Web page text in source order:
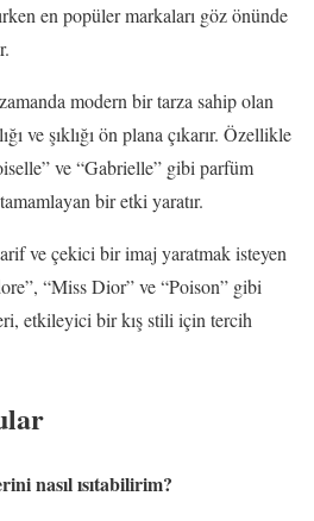
en popüler markaları göz önünde
modern bir tarza sahip olan
ve şıklığı ön plana çıkarır. Özellikle
ve “Gabrielle” gibi parfüm
bir etki yaratır.
ve çekici bir imaj yaratmak isteyen
“Miss Dior” ve “Poison” gibi
etkileyici bir kış stili için tercih
nasıl ısıtabilirim?